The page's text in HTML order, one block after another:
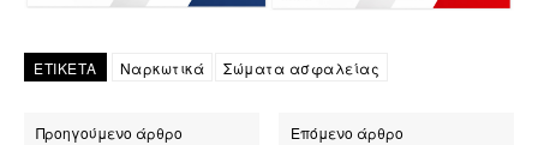
ΕΤΙΚΕΤΑ Ναρκωτικά Σώματα ασφαλείας
Προηγούμενο άρθρο Επόμενο άρθρο